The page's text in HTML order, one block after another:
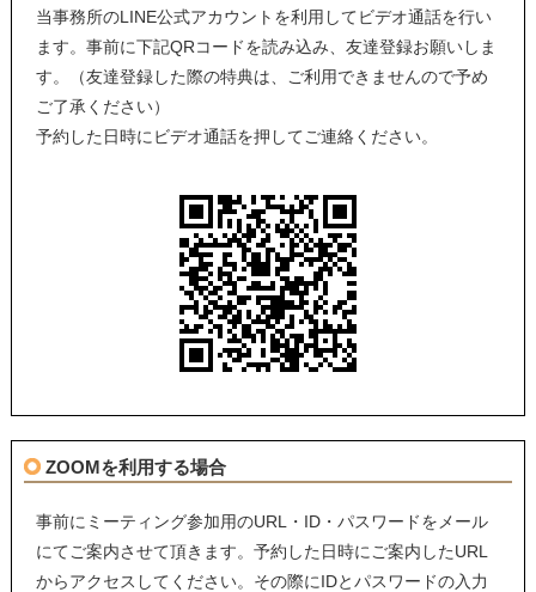
当事務所のLINE公式アカウントを利用してビデオ通話を行い
ます。事前に下記QRコードを読み込み、友達登録お願いしま
す。（友達登録した際の特典は、ご利用できませんので予め
ご了承ください）
予約した日時にビデオ通話を押してご連絡ください。
ZOOMを利用する場合
事前にミーティング参加用のURL・ID・パスワードをメール
にてご案内させて頂きます。予約した日時にご案内したURL
からアクセスしてください。その際にIDとパスワードの入力